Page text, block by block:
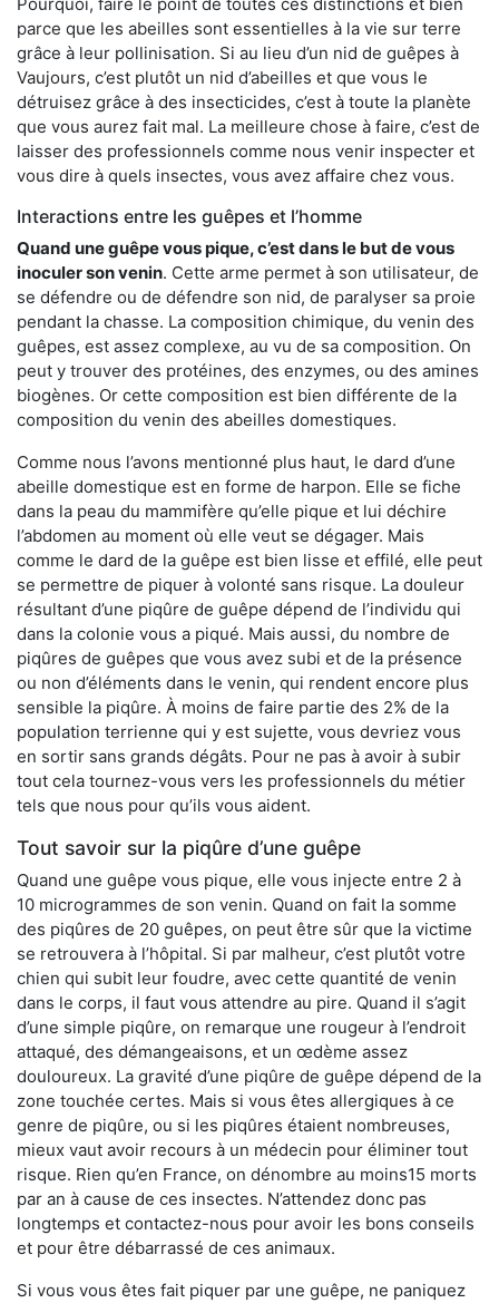
parce que les abeilles sont essentielles à la vie sur terre
grâce à leur pollinisation. Si au lieu d’un nid de guêpes à
Vaujours, c’est plutôt un nid d’abeilles et que vous le
détruisez grâce à des insecticides, c’est à toute la planète
que vous aurez fait mal. La meilleure chose à faire, c’est de
laisser des professionnels comme nous venir inspecter et
vous dire à quels insectes, vous avez affaire chez vous.
Interactions entre les guêpes et l’homme
Quand une guêpe vous pique, c’est dans le but de vous
inoculer son venin. Cette arme permet à son utilisateur, de
se défendre ou de défendre son nid, de paralyser sa proie
pendant la chasse. La composition chimique, du venin des
guêpes, est assez complexe, au vu de sa composition. On
peut y trouver des protéines, des enzymes, ou des amines
biogènes. Or cette composition est bien différente de la
composition du venin des abeilles domestiques.
Comme nous l’avons mentionné plus haut, le dard d’une
abeille domestique est en forme de harpon. Elle se fiche
dans la peau du mammifère qu’elle pique et lui déchire
l’abdomen au moment où elle veut se dégager. Mais
comme le dard de la guêpe est bien lisse et effilé, elle peut
se permettre de piquer à volonté sans risque. La douleur
résultant d’une piqûre de guêpe dépend de l’individu qui
dans la colonie vous a piqué. Mais aussi, du nombre de
piqûres de guêpes que vous avez subi et de la présence
ou non d’éléments dans le venin, qui rendent encore plus
sensible la piqûre. À moins de faire partie des 2% de la
population terrienne qui y est sujette, vous devriez vous
en sortir sans grands dégâts. Pour ne pas à avoir à subir
tout cela tournez-vous vers les professionnels du métier
tels que nous pour qu’ils vous aident.
Tout savoir sur la piqûre d’une guêpe
Quand une guêpe vous pique, elle vous injecte entre 2 à
10 microgrammes de son venin. Quand on fait la somme
des piqûres de 20 guêpes, on peut être sûr que la victime
se retrouvera à l’hôpital. Si par malheur, c’est plutôt votre
chien qui subit leur foudre, avec cette quantité de venin
dans le corps, il faut vous attendre au pire. Quand il s’agit
d’une simple piqûre, on remarque une rougeur à l’endroit
attaqué, des démangeaisons, et un œdème assez
douloureux. La gravité d’une piqûre de guêpe dépend de la
zone touchée certes. Mais si vous êtes allergiques à ce
genre de piqûre, ou si les piqûres étaient nombreuses,
mieux vaut avoir recours à un médecin pour éliminer tout
risque. Rien qu’en France, on dénombre au moins15 morts
par an à cause de ces insectes. N’attendez donc pas
longtemps et contactez-nous pour avoir les bons conseils
et pour être débarrassé de ces animaux.
Si vous vous êtes fait piquer par une guêpe, ne paniquez